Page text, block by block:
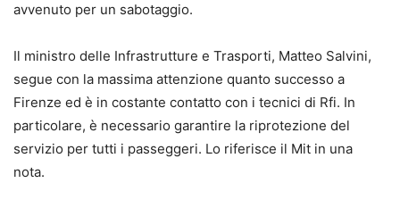
avvenuto per un sabotaggio.
Il ministro delle Infrastrutture e Trasporti, Matteo Salvini,
segue con la massima attenzione quanto successo a
Firenze ed è in costante contatto con i tecnici di Rfi. In
particolare, è necessario garantire la riprotezione del
servizio per tutti i passeggeri. Lo riferisce il Mit in una
nota.